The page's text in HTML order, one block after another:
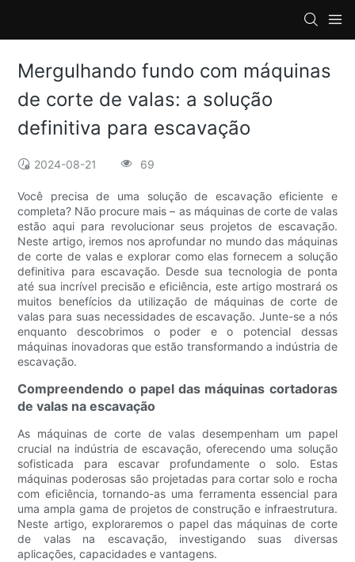
Mergulhando fundo com máquinas
de corte de valas: a solução
definitiva para escavação
2024-08-21 69
Você precisa de uma solução de escavação eficiente e
completa? Não procure mais – as máquinas de corte de valas
estão aqui para revolucionar seus projetos de escavação.
Neste artigo, iremos nos aprofundar no mundo das máquinas
de corte de valas e explorar como elas fornecem a solução
definitiva para escavação. Desde sua tecnologia de ponta
até sua incrível precisão e eficiência, este artigo mostrará os
muitos benefícios da utilização de máquinas de corte de
valas para suas necessidades de escavação. Junte-se a nós
enquanto descobrimos o poder e o potencial dessas
máquinas inovadoras que estão transformando a indústria de
escavação.
Compreendendo o papel das máquinas cortadoras
de valas na escavação
As máquinas de corte de valas desempenham um papel
crucial na indústria de escavação, oferecendo uma solução
sofisticada para escavar profundamente o solo. Estas
máquinas poderosas são projetadas para cortar solo e rocha
com eficiência, tornando-as uma ferramenta essencial para
uma ampla gama de projetos de construção e infraestrutura.
Neste artigo, exploraremos o papel das máquinas de corte
de valas na escavação, investigando suas diversas
aplicações, capacidades e vantagens.